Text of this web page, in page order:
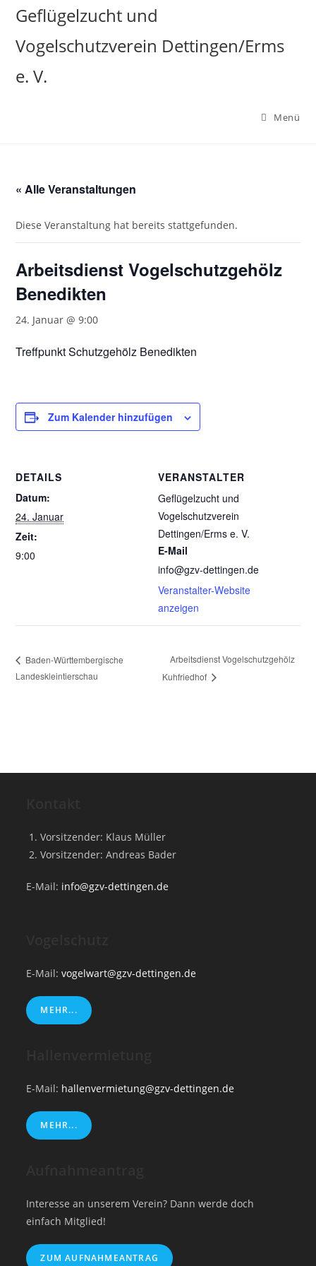
Zum
Inhalt
springen
Geflügelzucht und
Vogelschutzverein Dettingen/Erms
e. V.
Menü
« Alle Veranstaltungen
Diese Veranstaltung hat bereits stattgefunden.
Arbeitsdienst Vogelschutzgehölz
Benedikten
24. Januar @ 9:00
Treffpunkt Schutzgehölz Benedikten
Zum Kalender hinzufügen
DETAILS
Datum:
24. Januar
Zeit:
9:00
VERANSTALTER
Geflügelzucht und
Vogelschutzverein
Dettingen/Erms e. V.
E-Mail
info@gzv-dettingen.de
Veranstalter-Website
anzeigen
Baden-Württembergische
Landeskleintierschau
Arbeitsdienst Vogelschutzgehölz
Kuhfriedhof
Vorsitzender: Klaus Müller
Vorsitzender: Andreas Bader
E-Mail: info@gzv-dettingen.de
E-Mail:vogelwart@gzv-dettingen.de
MEHR...
E-Mail: hallenvermietung@gzv-dettingen.de
MEHR...
Interesse an unserem Verein? Dann werde doch
einfach Mitglied!
ZUM AUFNAHMEANTRAG